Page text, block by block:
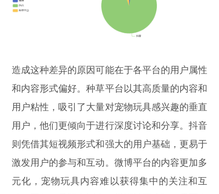
造成这种差异的原因可能在于各平台的用户属性
和内容形式偏好。种草平台以其高质量的内容和
用户粘性，吸引了大量对宠物玩具感兴趣的垂直
用户，他们更倾向于进行深度讨论和分享。抖音
则凭借其短视频形式和强大的用户基础，更易于
激发用户的参与和互动。微博平台的内容更加多
元化，宠物玩具内容难以获得集中的关注和互